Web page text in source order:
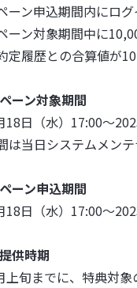
ーン申込期間内にロ
ーン対象期間中に
定履歴との合算値が
ーン対象期間
18日（水）17:00～
当日システムメンテ
ーン申込期間
18日（水）17:00～
供時期
上旬までに、特典対象